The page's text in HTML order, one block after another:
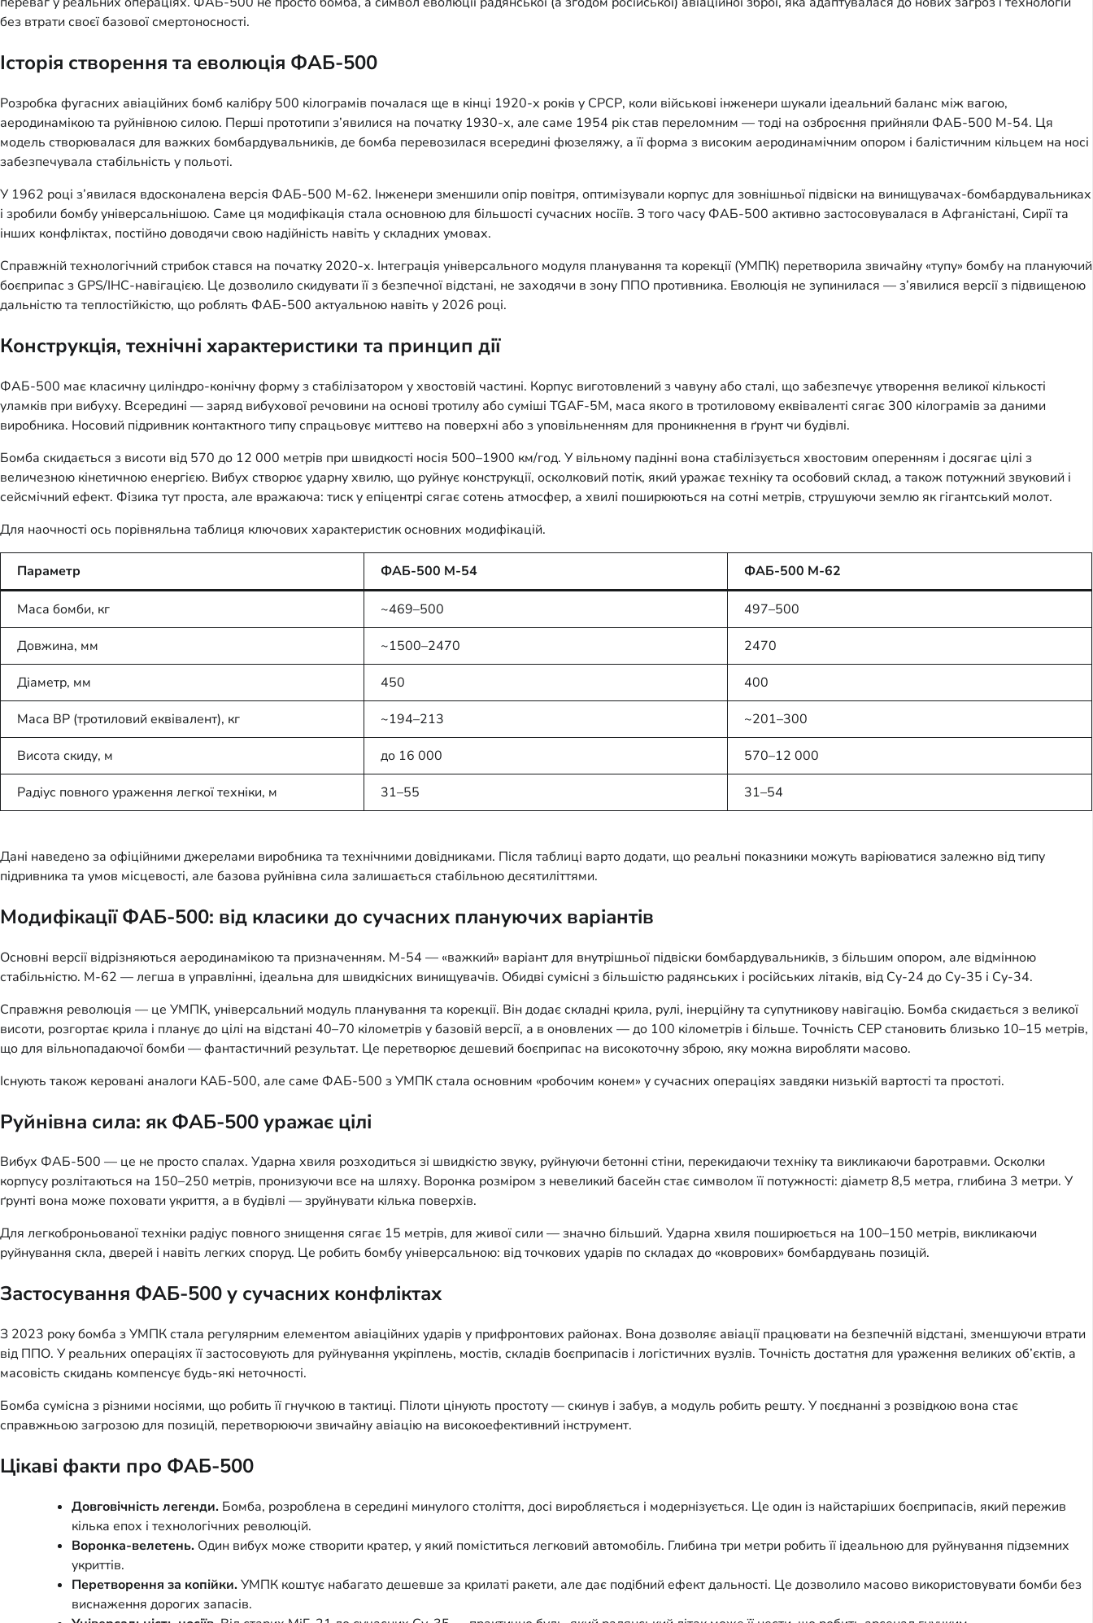
без втрати своєї базової смертоносності.
Історія створення та еволюція ФАБ-500
Розробка фугасних авіаційних бомб калібру 500 кілограмів почалася ще в кінці 1920-х років у СРСР, коли військові інженери шукали ідеальний баланс між вагою,
аеродинамікою та руйнівною силою. Перші прототипи з’явилися на початку 1930-х, але саме 1954 рік став переломним — тоді на озброєння прийняли ФАБ-500 М-54. Ця
модель створювалася для важких бомбардувальників, де бомба перевозилася всередині фюзеляжу, а її форма з високим аеродинамічним опором і балістичним кільцем на носі
забезпечувала стабільність у польоті.
У 1962 році з’явилася вдосконалена версія ФАБ-500 М-62. Інженери зменшили опір повітря, оптимізували корпус для зовнішньої підвіски на винищувачах-бомбардувальниках
і зробили бомбу універсальнішою. Саме ця модифікація стала основною для більшості сучасних носіїв. З того часу ФАБ-500 активно застосовувалася в Афганістані, Сирії та
інших конфліктах, постійно доводячи свою надійність навіть у складних умовах.
Справжній технологічний стрибок стався на початку 2020-х. Інтеграція універсального модуля планування та корекції (УМПК) перетворила звичайну «тупу» бомбу на плануючий
боєприпас з GPS/ІНС-навігацією. Це дозволило скидувати її з безпечної відстані, не заходячи в зону ППО противника. Еволюція не зупинилася — з’явилися версії з підвищеною
дальністю та теплостійкістю, що роблять ФАБ-500 актуальною навіть у 2026 році.
Конструкція, технічні характеристики та принцип дії
ФАБ-500 має класичну циліндро-конічну форму з стабілізатором у хвостовій частині. Корпус виготовлений з чавуну або сталі, що забезпечує утворення великої кількості
уламків при вибуху. Всередині — заряд вибухової речовини на основі тротилу або суміші TGAF-5M, маса якого в тротиловому еквіваленті сягає 300 кілограмів за даними
виробника. Носовий підривник контактного типу спрацьовує миттєво на поверхні або з уповільненням для проникнення в ґрунт чи будівлі.
Бомба скидається з висоти від 570 до 12 000 метрів при швидкості носія 500–1900 км/год. У вільному падінні вона стабілізується хвостовим оперенням і досягає цілі з
величезною кінетичною енергією. Вибух створює ударну хвилю, що руйнує конструкції, осколковий потік, який уражає техніку та особовий склад, а також потужний звуковий і
сейсмічний ефект. Фізика тут проста, але вражаюча: тиск у епіцентрі сягає сотень атмосфер, а хвилі поширюються на сотні метрів, струшуючи землю як гігантський молот.
Для наочності ось порівняльна таблиця ключових характеристик основних модифікацій.
Параметр ФАБ-500 М-54 ФАБ-500 М-62
Маса бомби, кг ~469–500 497–500
Довжина, мм ~1500–2470 2470
Діаметр, мм 450 400
Маса ВР (тротиловий еквівалент), кг ~194–213 ~201–300
Висота скиду, м до 16 000 570–12 000
Радіус повного ураження легкої техніки, м 31–55 31–54
Дані наведено за офіційними джерелами виробника та технічними довідниками. Після таблиці варто додати, що реальні показники можуть варіюватися залежно від типу
підривника та умов місцевості, але базова руйнівна сила залишається стабільною десятиліттями.
Модифікації ФАБ-500: від класики до сучасних плануючих варіантів
Основні версії відрізняються аеродинамікою та призначенням. М-54 — «важкий» варіант для внутрішньої підвіски бомбардувальників, з більшим опором, але відмінною
стабільністю. М-62 — легша в управлінні, ідеальна для швидкісних винищувачів. Обидві сумісні з більшістю радянських і російських літаків, від Су-24 до Су-35 і Су-34.
Справжня революція — це УМПК, універсальний модуль планування та корекції. Він додає складні крила, рулі, інерційну та супутникову навігацію. Бомба скидається з великої
висоти, розгортає крила і планує до цілі на відстані 40–70 кілометрів у базовій версії, а в оновлених — до 100 кілометрів і більше. Точність CEP становить близько 10–15 метрів,
що для вільнопадаючої бомби — фантастичний результат. Це перетворює дешевий боєприпас на високоточну зброю, яку можна виробляти масово.
Існують також керовані аналоги КАБ-500, але саме ФАБ-500 з УМПК стала основним «робочим конем» у сучасних операціях завдяки низькій вартості та простоті.
Руйнівна сила: як ФАБ-500 уражає цілі
Вибух ФАБ-500 — це не просто спалах. Ударна хвиля розходиться зі швидкістю звуку, руйнуючи бетонні стіни, перекидаючи техніку та викликаючи баротравми. Осколки
корпусу розлітаються на 150–250 метрів, пронизуючи все на шляху. Воронка розміром з невеликий басейн стає символом її потужності: діаметр 8,5 метра, глибина 3 метри. У
ґрунті вона може поховати укриття, а в будівлі — зруйнувати кілька поверхів.
Для легкоброньованої техніки радіус повного знищення сягає 15 метрів, для живої сили — значно більший. Ударна хвиля поширюється на 100–150 метрів, викликаючи
руйнування скла, дверей і навіть легких споруд. Це робить бомбу універсальною: від точкових ударів по складах до «коврових» бомбардувань позицій.
Застосування ФАБ-500 у сучасних конфліктах
З 2023 року бомба з УМПК стала регулярним елементом авіаційних ударів у прифронтових районах. Вона дозволяє авіації працювати на безпечній відстані, зменшуючи втрати
від ППО. У реальних операціях її застосовують для руйнування укріплень, мостів, складів боєприпасів і логістичних вузлів. Точність достатня для ураження великих об’єктів, а
масовість скидань компенсує будь-які неточності.
Бомба сумісна з різними носіями, що робить її гнучкою в тактиці. Пілоти цінують простоту — скинув і забув, а модуль робить решту. У поєднанні з розвідкою вона стає
справжньою загрозою для позицій, перетворюючи звичайну авіацію на високоефективний інструмент.
Цікаві факти про ФАБ-500
Довговічність легенди. Бомба, розроблена в середині минулого століття, досі виробляється і модернізується. Це один із найстаріших боєприпасів, який пережив
кілька епох і технологічних революцій.
Воронка-велетень. Один вибух може створити кратер, у який поміститься легковий автомобіль. Глибина три метри робить її ідеальною для руйнування підземних
укриттів.
Перетворення за копійки.УМПК коштує набагато дешевше за крилаті ракети, але дає подібний ефект дальності. Це дозволило масово використовувати бомби без
виснаження дорогих запасів.